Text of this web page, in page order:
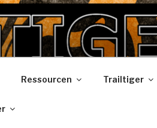
Ressourcen Trailtiger